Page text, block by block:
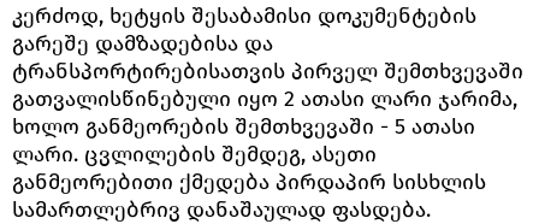
კერძოდ, ხეტყის შესაბამისი დოკუმენტების
გარეშე დამზადებისა და
ტრანსპორტირებისათვის პირველ შემთხვევაში
გათვალისწინებული იყო 2 ათასი ლარი ჯარიმა,
ხოლო განმეორების შემთხვევაში - 5 ათასი
ლარი. ცვლილების შემდეგ, ასეთი
განმეორებითი ქმედება პირდაპირ სისხლის
სამართლებრივ დანაშაულად ფასდება.